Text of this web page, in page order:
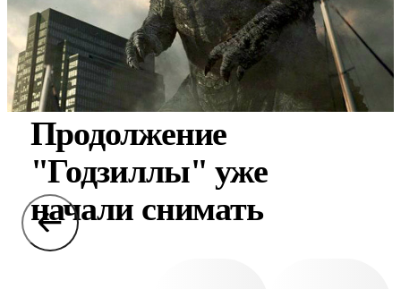
Продолжение
"Годзиллы" уже
начали снимать